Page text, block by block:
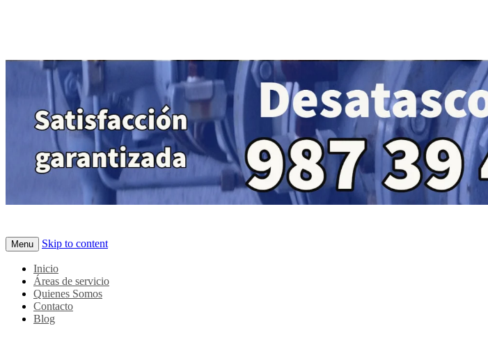
Menu Skip to content
Inicio
Áreas de servicio
Quienes Somos
Contacto
Blog